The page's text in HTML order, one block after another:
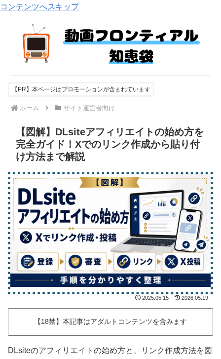
コンテンツへスキップ
【PR】本ページはプロモーションが含まれています
ホーム サイト運営者向け
【図解】DLsiteアフィリエイトの始め方を
完全ガイド！Xでのリンク作成から貼り付
け方法まで解説
2025.05.15 2026.05.19
【18禁】本記事はアダルトコンテンツを含みます
DLsiteのアフィリエイトの始め方と、リンク作成方法を図